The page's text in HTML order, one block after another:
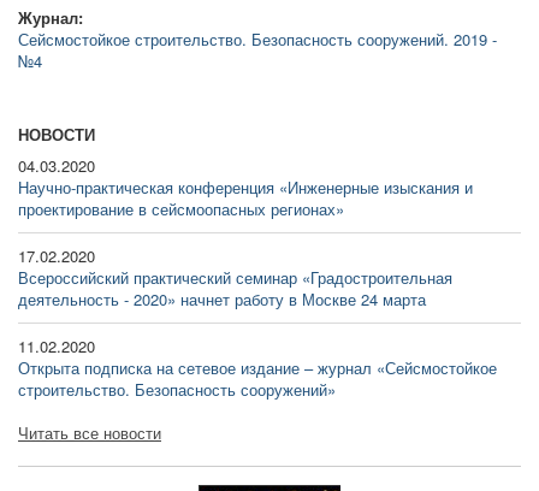
Журнал:
Сейсмостойкое строительство. Безопасность сооружений. 2019 -
№4
НОВОСТИ
04.03.2020
Научно-практическая конференция «Инженерные изыскания и
проектирование в сейсмоопасных регионах»
17.02.2020
Всероссийский практический семинар «Градостроительная
деятельность - 2020» начнет работу в Москве 24 марта
11.02.2020
Открыта подписка на сетевое издание – журнал «Сейсмостойкое
строительство. Безопасность сооружений»
Читать все новости